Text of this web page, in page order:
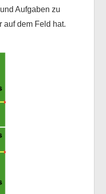
Aufgaben zu
auf dem Feld hat.